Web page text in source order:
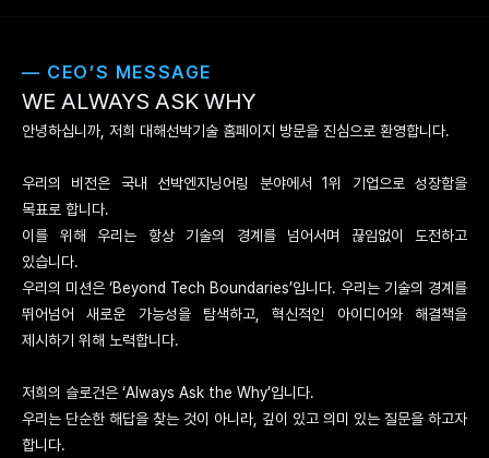
— CEO’S MESSAGE
WE ALWAYS ASK WHY
안녕하십니까, 저희 대해선박기술 홈페이지 방문을 진심으로 환영합니다.
우리의 비전은 국내 선박엔지닝어링 분야에서 1위 기업으로 성장함을
목표로 합니다.
이를 위해 우리는 항상 기술의 경계를 넘어서며 끊임없이 도전하고
있습니다.
우리의 미션은 ‘Beyond Tech Boundaries’입니다. 우리는 기술의 경계를
뛰어넘어 새로운 가능성을 탐색하고, 혁신적인 아이디어와 해결책을
제시하기 위해 노력합니다.
저희의 슬로건은 ‘Always Ask the Why’입니다.
우리는 단순한 해답을 찾는 것이 아니라, 깊이 있고 의미 있는 질문을 하고자
합니다.